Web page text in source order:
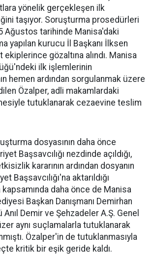
yönelik gerçekleşen ilk
taşıyor. Soruşturma prosedürleri
Ağustos tarihinde Manisa'daki
yapılan kurucu İl Başkanı İlksen
ekiplerince gözaltına alındı. Manisa
ilk işlemlerinin
hemen ardından sorgulanmak üzere
Özalper, adli makamlardaki
tutuklanarak cezaevine teslim
dosyasının daha önce
Başsavcılığı nezdinde açıldığı,
kararının ardından dosyanın
Başsavcılığı'na aktarıldığı
daha önce de Manisa
Başkan Danışmanı Demirhan
Demir ve Şehzadeler A.Ş. Genel
aynı suçlamalarla tutuklanarak
Özalper'in de tutuklanmasıyla
kritik bir eşik geride kaldı.